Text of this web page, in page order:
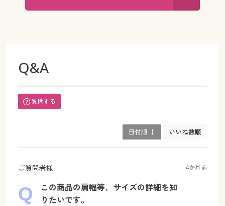
Q&A
質問する
日付順 ↓ いいね数順
ご質問者様 4か月前
この商品の肩幅等、サイズの詳細を知
りたいです。